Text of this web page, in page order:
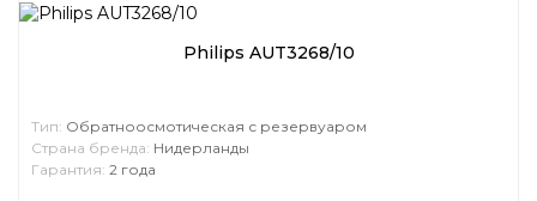
Philips AUT3268/10
Тип: Обратноосмотическая с резервуаром
Страна бренда: Нидерланды
Гарантия: 2 года